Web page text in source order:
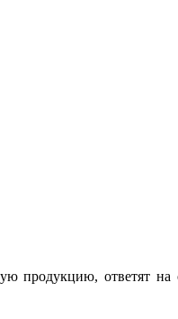
продукцию, ответят на